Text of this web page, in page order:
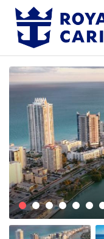
Anasayfa
Hakkımızda
İletişim
Kurumsal Geziler
Blog
Online Check In
Destek Hattı